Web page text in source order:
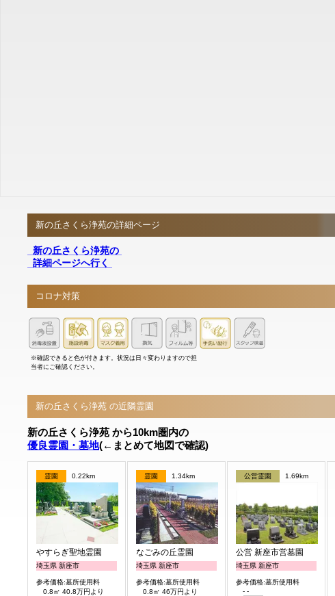
新の丘さくら浄苑の詳細ページ
新の丘さくら浄苑の
詳細ページへ行く
コロナ対策
※確認できると色が付きます。状況は日々変わりますので担
当者にご確認ください。
新の丘さくら浄苑 の近隣霊園
新の丘さくら浄苑 から10km圏内の
優良霊園・墓地(←まとめて地図で確認)
霊園 0.22km
やすらぎ聖地霊園
埼玉県 新座市
参考価格:墓所使用料
0.8㎡ 40.8万円より
霊園 1.34km
なごみの丘霊園
埼玉県 新座市
参考価格:墓所使用料
0.8㎡ 46万円より
公営霊園 1.69km
公営 新座市営墓園
埼玉県 新座市
参考価格:墓所使用料
- -